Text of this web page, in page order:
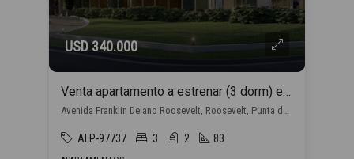
USD 340.000
Venta apartamento a estrenar (3 dorm) en Punta del Este con financiación propia
Avenida Franklin Delano Roosevelt, Roosevelt, Punta del Este
ALP-97737 3 2 83